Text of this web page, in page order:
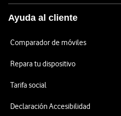
Ayuda al cliente
Comparador de móviles
Repara tu dispositivo
Tarifa social
Declaración Accesibilidad